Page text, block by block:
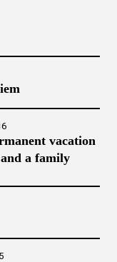
vacation
a family